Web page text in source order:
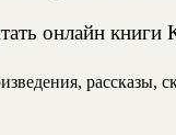
онлайн
рассказы,